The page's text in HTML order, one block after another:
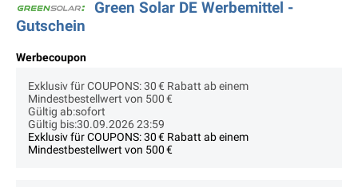
Green Solar DE Werbemittel -
Gutschein
Werbecoupon
Exklusiv für COUPONS: 30 € Rabatt ab einem
Mindestbestellwert von 500 €
Gültig ab:sofort
Gültig bis:30.09.2026 23:59
Exklusiv für COUPONS: 30 € Rabatt ab einem
Mindestbestellwert von 500 €